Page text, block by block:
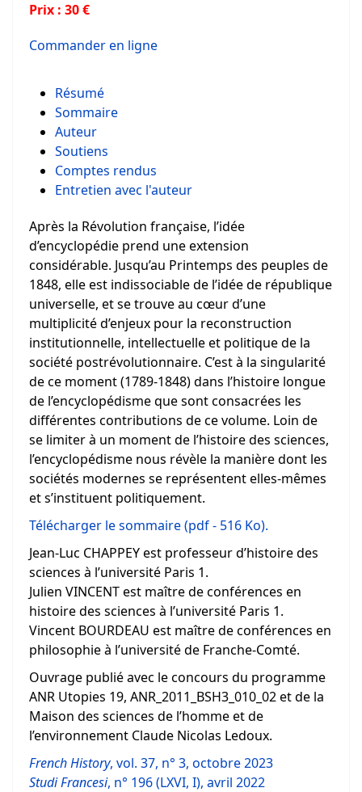
Prix : 30 €
Commander en ligne
Résumé
Sommaire
Auteur
Soutiens
Comptes rendus
Entretien avec l'auteur
Après la Révolution française, l’idée
d’encyclopédie prend une extension
considérable. Jusqu’au Printemps des peuples de
1848, elle est indissociable de l’idée de république
universelle, et se trouve au cœur d’une
multiplicité d’enjeux pour la reconstruction
institutionnelle, intellectuelle et politique de la
société postrévolutionnaire. C’est à la singularité
de ce moment (1789-1848) dans l’histoire longue
de l’encyclopédisme que sont consacrées les
différentes contributions de ce volume. Loin de
se limiter à un moment de l’histoire des sciences,
l’encyclopédisme nous révèle la manière dont les
sociétés modernes se représentent elles-mêmes
et s’instituent politiquement.
Télécharger le sommaire (pdf - 516 Ko).
Jean-Luc CHAPPEY est professeur d’histoire des
sciences à l’université Paris 1.
Julien VINCENT est maître de conférences en
histoire des sciences à l’université Paris 1.
Vincent BOURDEAU est maître de conférences en
philosophie à l’université de Franche-Comté.
Ouvrage publié avec le concours du programme
ANR Utopies 19, ANR_2011_BSH3_010_02 et de la
Maison des sciences de l’homme et de
l’environnement Claude Nicolas Ledoux.
FrenchHistory, vol. 37, n° 3, octobre 2023
Studi Francesi, n° 196 (LXVI, I), avril 2022